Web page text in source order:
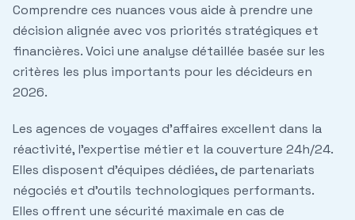
Comprendre ces nuances vous aide à prendre une
décision alignée avec vos priorités stratégiques et
financières. Voici une analyse détaillée basée sur les
critères les plus importants pour les décideurs en
2026.
Les agences de voyages d'affaires excellent dans la
réactivité, l'expertise métier et la couverture 24h/24.
Elles disposent d'équipes dédiées, de partenariats
négociés et d'outils technologiques performants.
Elles offrent une sécurité maximale en cas de